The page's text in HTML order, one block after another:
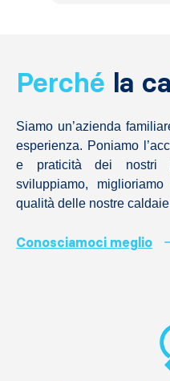
Perché la
Siamo un’azienda
esperienza. Poniamo
e praticità dei nostri
sviluppiamo,
qualità delle nostre
Conosciamoci meglio